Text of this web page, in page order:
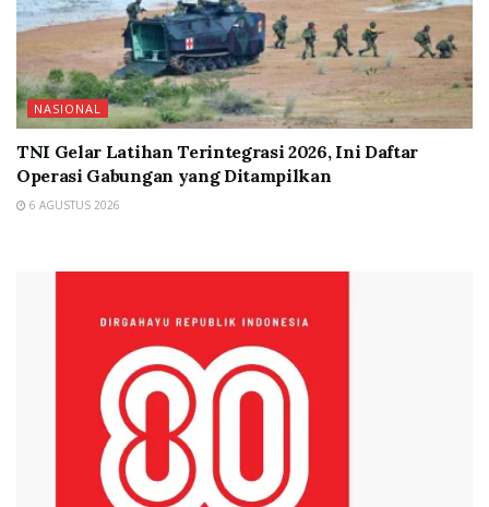
NASIONAL
TNI Gelar Latihan Terintegrasi 2026, Ini Daftar
Operasi Gabungan yang Ditampilkan
6 AGUSTUS 2026